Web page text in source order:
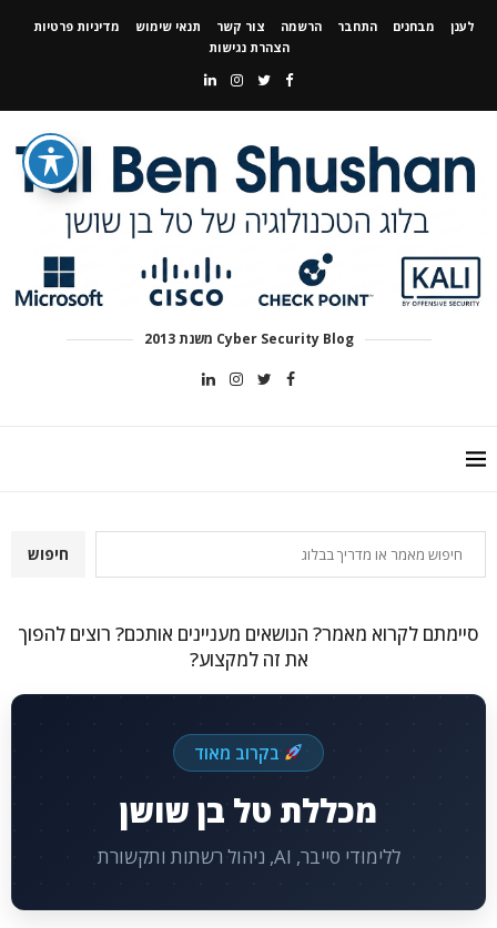
לענן מבחנים התחבר הרשמה צור קשר תנאי שימוש
מדיניות פרטיות
הצהרת נגישות
Cyber Security Blog משנת 2013
חיפוש
סיימתם לקרוא מאמר? הנושאים מעניינים אותכם? רוצים להפוך
את זה למקצוע?
בקרוב מאוד
מכללת טל בן שושן
ללימודי סייבר, AI, ניהול רשתות ותקשורת